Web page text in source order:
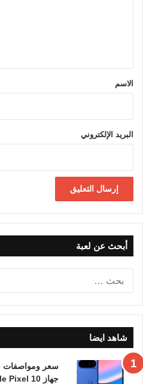
*الاسم
البريد الإلكتروني
أبحث عن لعبة
شاهد ايضا
جهاز Google Pixel 10